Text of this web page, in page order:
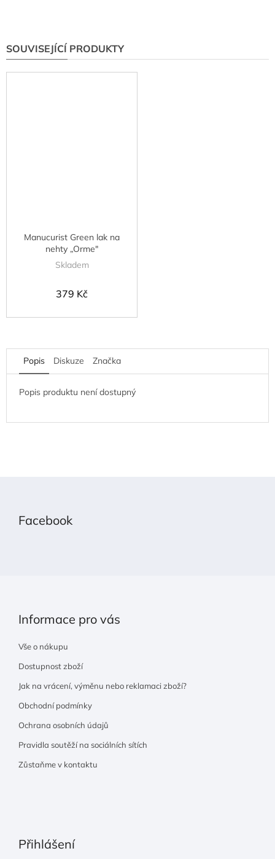
SOUVISEJÍCÍ PRODUKTY
Manucurist Green lak na
nehty „Orme"
Skladem
379 Kč
Popis Diskuze Značka
Popis produktu není dostupný
Facebook
Informace pro vás
Vše o nákupu
Dostupnost zboží
Jak na vrácení, výměnu nebo reklamaci zboží?
Obchodní podmínky
Ochrana osobních údajů
Pravidla soutěží na sociálních sítích
Zůstaňme v kontaktu
Přihlášení